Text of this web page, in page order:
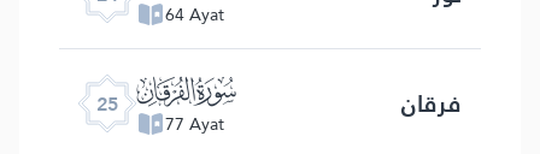
64 Ayat
25 ﮥ
77 Ayat فرقان